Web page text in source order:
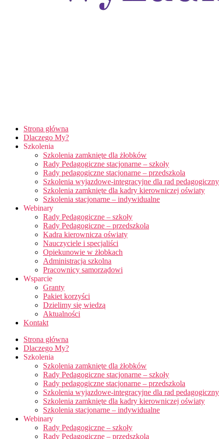
Strona główna
Dlaczego My?
Szkolenia
Szkolenia zamknięte dla żłobków
Rady Pedagogiczne stacjonarne – szkoły
Rady pedagogiczne stacjonarne – przedszkola
Szkolenia wyjazdowe-integracyjne dla rad
Szkolenia zamknięte dla kadry kierowniczej oświaty
Szkolenia stacjonarne – indywidualne
Webinary
Rady Pedagogiczne – szkoły
Rady Pedagogiczne – przedszkola
Kadra kierownicza oświaty
Nauczyciele i specjaliści
Opiekunowie w żłobkach
Administracja szkolna
Pracownicy samorządowi
Wsparcie
Granty
Pakiet korzyści
Dzielimy się wiedzą
Aktualności
Kontakt
Strona główna
Dlaczego My?
Szkolenia
Szkolenia zamknięte dla żłobków
Rady Pedagogiczne stacjonarne – szkoły
Rady pedagogiczne stacjonarne – przedszkola
Szkolenia wyjazdowe-integracyjne dla rad
Szkolenia zamknięte dla kadry kierowniczej oświaty
Szkolenia stacjonarne – indywidualne
Webinary
Rady Pedagogiczne – szkoły
Rady Pedagogiczne – przedszkola